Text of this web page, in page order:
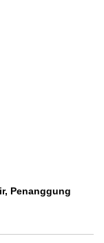
Penanggung